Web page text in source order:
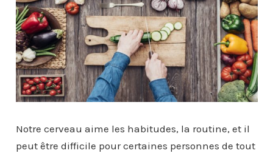
Notre cerveau aime les habitudes, la routine, et il
peut être difficile pour certaines personnes de tout